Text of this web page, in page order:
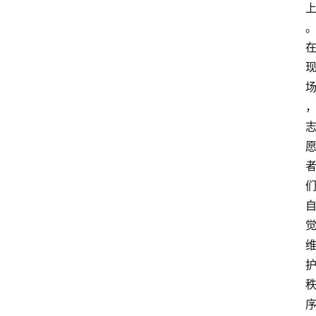
上
。
在
现
场
，
志
愿
者
们
自
觉
维
护
秩
序